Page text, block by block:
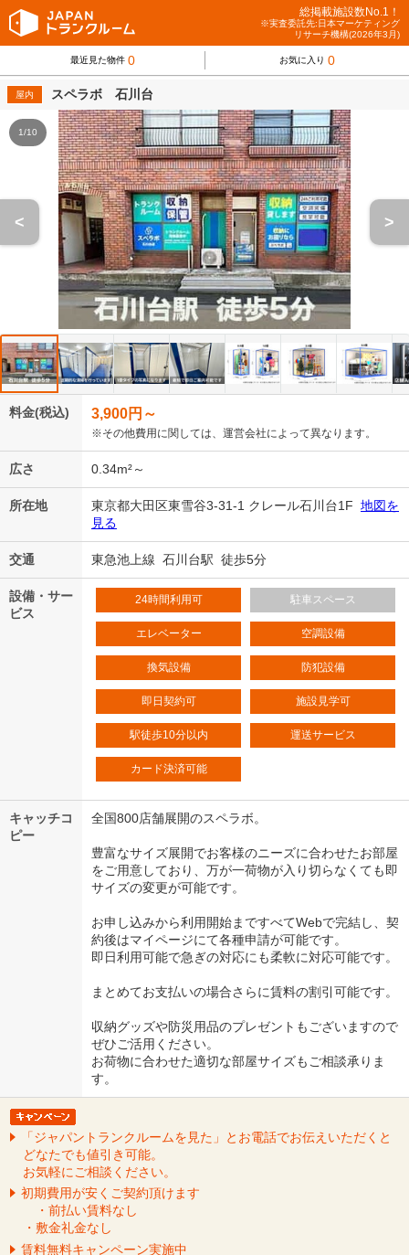
総掲載施設数No.1！
※実査委託先:日本マーケティング
リサーチ機構(2026年3月)
最近見た物件 0 お気に入り 0
屋内 スペラボ 石川台
1/10
< >
料金(税込) 3,900円～
※その他費用に関しては、運営会社によって異なります。
広さ 0.34m²～
所在地 東京都大田区東雪谷3-31-1 クレール石川台1F 地図を
見る
交通 東急池上線 石川台駅 徒歩5分
設備・サー
ビス
24時間利用可 駐車スペース
エレベーター 空調設備
換気設備 防犯設備
即日契約可 施設見学可
駅徒歩10分以内 運送サービス
カード決済可能
キャッチコ
ピー
全国800店舗展開のスペラボ。
豊富なサイズ展開でお客様のニーズに合わせたお部屋
をご用意しており、万が一荷物が入り切らなくても即
サイズの変更が可能です。
お申し込みから利用開始まですべてWebで完結し、契
約後はマイページにて各種申請が可能です。
即日利用可能で急ぎの対応にも柔軟に対応可能です。
まとめてお支払いの場合さらに賃料の割引可能です。
収納グッズや防災用品のプレゼントもございますので
ぜひご活用ください。
お荷物に合わせた適切な部屋サイズもご相談承りま
す。
「ジャパントランクルームを見た」とお電話でお伝えいただくと
どなたでも値引き可能。
お気軽にご相談ください。
初期費用が安くご契約頂けます
・前払い賃料なし
・敷金礼金なし
賃料無料キャンペーン実施中